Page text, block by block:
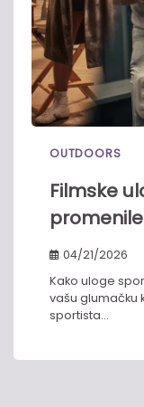
OUTDOORS
Filmske
04/21/2026
Kako uloge
vašu glumačku
sportista…